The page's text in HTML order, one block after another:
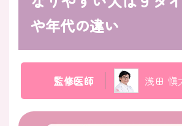
クリニック
や年代の違い
監修医師 浅田 愼